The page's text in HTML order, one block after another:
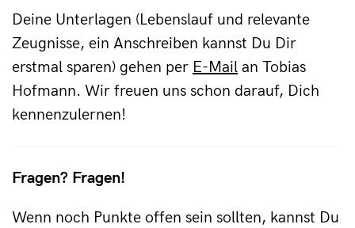
Fragen? Fragen!
Wenn noch Punkte offen sein sollten, kannst Du
Deine Unterlagen (Lebenslauf und relevante
Zeugnisse, ein Anschreiben kannst Du Dir
erstmal sparen) gehen per E-Mail an Tobias
Hofmann. Wir freuen uns schon darauf, Dich
kennenzulernen!